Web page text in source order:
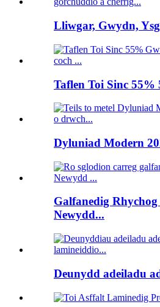
Lliwgar, Gwydn,
Taflen Toi Sinc 55%
Dyluniad Modern
Galfanedig Rhychog
Newydd...
Deunydd adeiladu